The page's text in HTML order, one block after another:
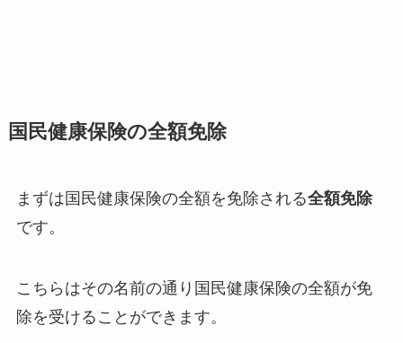
国民健康保険の全額免除
まずは国民健康保険の全額を免除される全額免除
です。
こちらはその名前の通り国民健康保険の全額が免
除を受けることができます。